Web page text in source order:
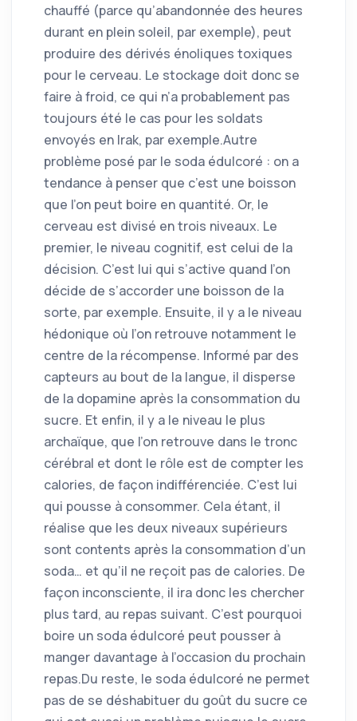
chauffé (parce qu’abandonnée des heures
durant en plein soleil, par exemple), peut
produire des dérivés énoliques toxiques
pour le cerveau. Le stockage doit donc se
faire à froid, ce qui n’a probablement pas
toujours été le cas pour les soldats
envoyés en Irak, par exemple.Autre
problème posé par le soda édulcoré : on a
tendance à penser que c’est une boisson
que l’on peut boire en quantité. Or, le
cerveau est divisé en trois niveaux. Le
premier, le niveau cognitif, est celui de la
décision. C’est lui qui s’active quand l’on
décide de s’accorder une boisson de la
sorte, par exemple. Ensuite, il y a le niveau
hédonique où l’on retrouve notamment le
centre de la récompense. Informé par des
capteurs au bout de la langue, il disperse
de la dopamine après la consommation du
sucre. Et enfin, il y a le niveau le plus
archaïque, que l’on retrouve dans le tronc
cérébral et dont le rôle est de compter les
calories, de façon indifférenciée. C’est lui
qui pousse à consommer. Cela étant, il
réalise que les deux niveaux supérieurs
sont contents après la consommation d’un
soda… et qu’il ne reçoit pas de calories. De
façon inconsciente, il ira donc les chercher
plus tard, au repas suivant. C’est pourquoi
boire un soda édulcoré peut pousser à
manger davantage à l’occasion du prochain
repas.Du reste, le soda édulcoré ne permet
pas de se déshabituer du goût du sucre ce